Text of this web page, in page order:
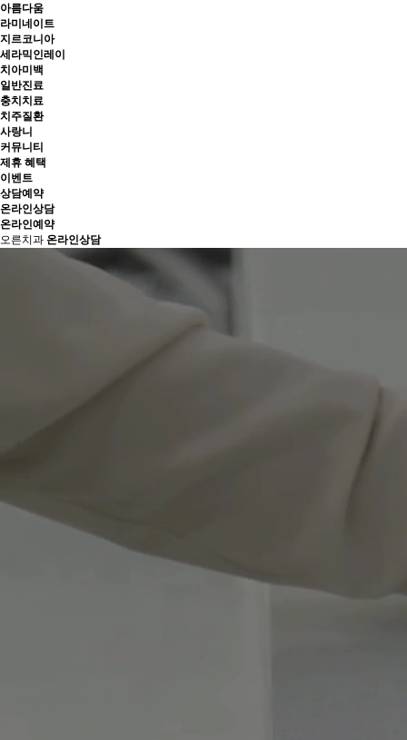
아름다움
라미네이트
지르코니아
세라믹인레이
치아미백
일반진료
충치치료
치주질환
사랑니
커뮤니티
제휴 혜택
이벤트
상담예약
온라인상담
온라인예약
오른치과 온라인상담